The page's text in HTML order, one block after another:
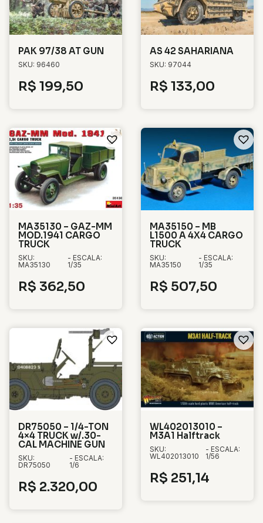
PAK 97/38 AT GUN
SKU: 96460
R$ 199,50
AS 42 SAHARIANA
SKU: 97044
R$ 133,00
MA35130 – GAZ-MM
MOD.1941 CARGO
TRUCK
SKU:
MA35130
- ESCALA:
1/35
R$ 362,50
MA35150 – MB
L1500 A 4X4 CARGO
TRUCK
SKU:
MA35150
- ESCALA:
1/35
R$ 507,50
DR75050 – 1/4-TON
4×4 TRUCK w/.30-
CAL MACHINE GUN
SKU:
DR75050
- ESCALA:
1/6
R$ 2.320,00
WL402013010 –
M3A1 Halftrack
SKU:
WL402013010
- ESCALA:
1/56
R$ 251,14